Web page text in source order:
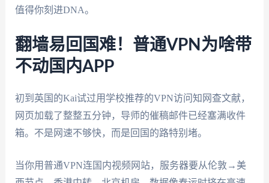
值得你刻进DNA。
翻墙易回国难！普通VPN为啥带
不动国内APP
初到英国的Kai试过用学校推荐的VPN访问知网查文献，
网页加载了整整五分钟，导师的催稿邮件已经塞满收件
箱。不是网速不够快，而是回国的路特别堵。
当你用普通VPN连国内视频网站，服务器要从伦敦→美